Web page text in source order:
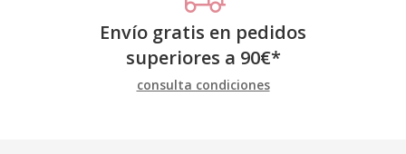
Envío gratis en pedidos
superiores a 90€*
consulta condiciones